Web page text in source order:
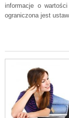
informacje o
ograniczona jest